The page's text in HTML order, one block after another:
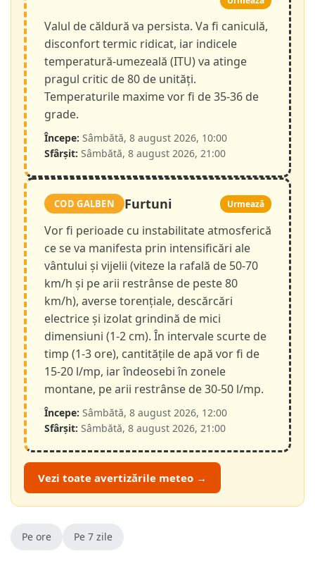
Valul de căldură va persista. Va fi caniculă,
disconfort termic ridicat, iar indicele
temperatură-umezeală (ITU) va atinge
pragul critic de 80 de unități.
Temperaturile maxime vor fi de 35-36 de
grade.
Începe: Sâmbătă, 8 august 2026, 10:00
Sfârșit: Sâmbătă, 8 august 2026, 21:00
COD GALBEN Furtuni Urmează
Vor fi perioade cu instabilitate atmosferică
ce se va manifesta prin intensificări ale
vântului și vijelii (viteze la rafală de 50-70
km/h și pe arii restrânse de peste 80
km/h), averse torențiale, descărcări
electrice și izolat grindină de mici
dimensiuni (1-2 cm). În intervale scurte de
timp (1-3 ore), cantitățile de apă vor fi de
15-20 l/mp, iar îndeosebi în zonele
montane, pe arii restrânse de 30-50 l/mp.
Începe: Sâmbătă, 8 august 2026, 12:00
Sfârșit: Sâmbătă, 8 august 2026, 21:00
Vezi toate avertizările meteo →
Pe ore Pe 7 zile